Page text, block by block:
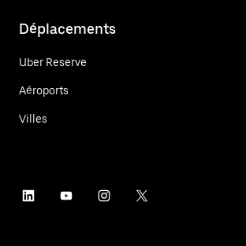
Déplacements
Uber Reserve
Aéroports
Villes